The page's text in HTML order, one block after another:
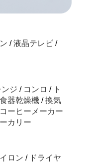
/液晶テレビ/
ジ / コンロ / ト
食器乾燥機/換気
コーヒーメーカー
カリー
ロン / ドライヤ